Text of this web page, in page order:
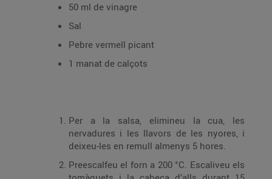
50 ml de vinagre
Sal
Pebre vermell picant
1 manat de calçots
Per a la salsa, elimineu la cua, les
nervadures i les llavors de les nyores, i
deixeu-les en remull almenys 5 hores.
Preescalfeu el forn a 200 °C. Escaliveu els